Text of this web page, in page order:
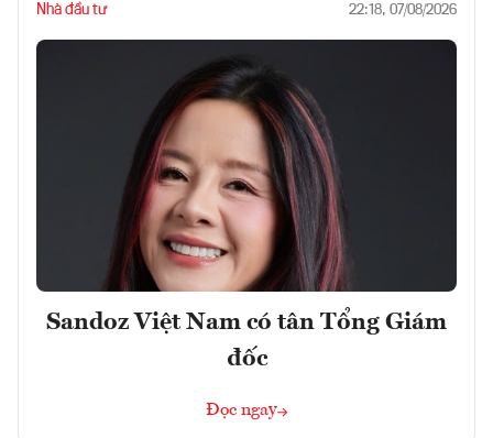
Nhà đầu tư 22:18, 07/08/2026
Sandoz Việt Nam có tân Tổng Giám
đốc
Đọc ngay